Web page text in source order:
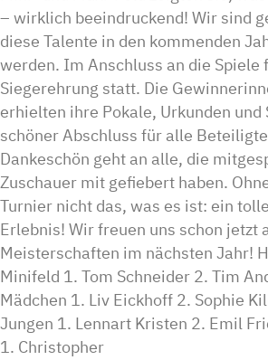
– wirklich beeindruckend! Wir sind
diese Talente in den kommenden
werden. Im Anschluss an die Spiele
Siegerehrung statt. Die
erhielten ihre Pokale, Urkunden und
schöner Abschluss für alle
Dankeschön geht an alle, die
Zuschauer mit gefiebert haben.
Turnier nicht das, was es ist: ein
Erlebnis! Wir freuen uns schon jetzt
Meisterschaften im nächsten Jahr!
Minifeld 1. Tom Schneider 2. Tim
Mädchen 1. Liv Eickhoff 2. Sophie
Jungen 1. Lennart Kristen 2. Emil
1. Christopher